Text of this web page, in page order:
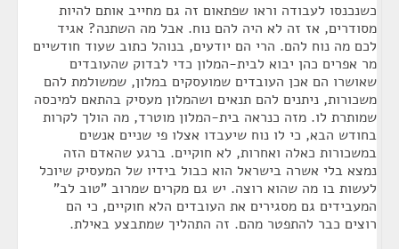
כשנכנסו לעבודה וראו שפתאום זה גם מחייב אותם להיות
מסודרים, אז זה לא היה להם נוח. אבל מה השתנה? אגיד
לכם מה נוח להם. הרי הם יודעים, בנוהל כתוב שעוד חודשיים
מר אפרים כהן יבוא לבית-המלון כדי לבדוק שהעובדים
שאושרו הם אכן העובדים שמועסקים במלון, שמשולמת להם
משכורות, ניתנים להם תנאים ושהמלון מעסיק בהתאם למיכסה
שמותרת לו. מזה כנראה בית-המלון מוטרד, מה הולך לקרות
בחודש הבא, כי לו נוח שיעבדו אצלו פי שניים אנשים
במשכורות כאלה ואחרות, לא חוקיים. ברגע שהאדם הזה
נמצא בלי אשרה בישראל הוא כבול בידיו של המעסיק שיוכל
לעשות בו מה שהוא רוצה. יש גם מקרים שמרוב "טוב לב"
המעבידים גם מסגירים את העובדים הלא חוקיים, כי הם
רוצים כבר להתפטר מהם. זה התהליך שמתבצע באילת.